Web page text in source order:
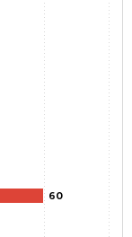
60